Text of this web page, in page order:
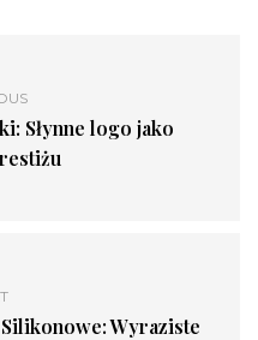
Słynne logo jako
Wyraziste